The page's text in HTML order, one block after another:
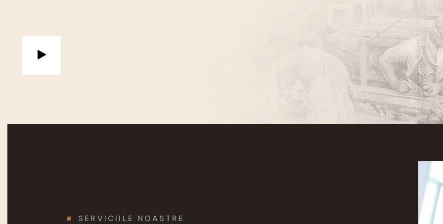
SERVICIILE NOASTRE